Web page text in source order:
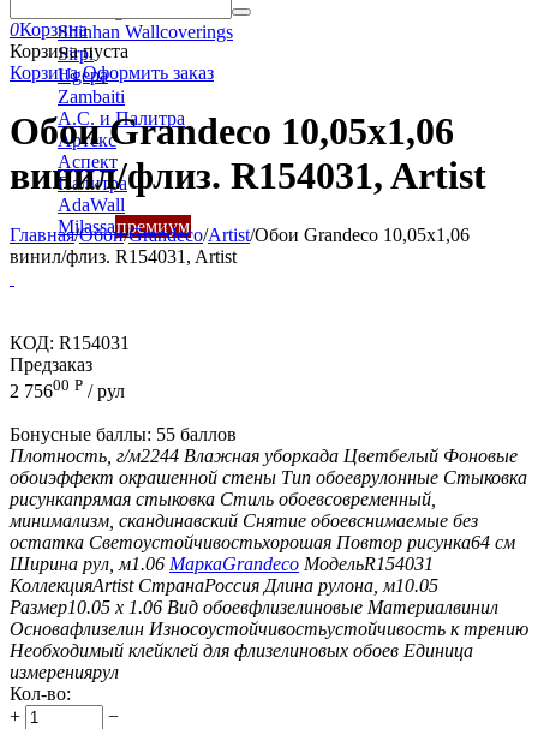
Shinhan Wallcoverings
Sirpi
Ugepa
Zambaiti
А.С. и Палитра
Артекс
Аспект
Палитра
AdaWall
Milassaпремиум
0Корзина
Корзина пуста
Корзина Оформить заказ
Обои Grandeco 10,05х1,06
винил/флиз. R154031, Artist
Главная/Обои/Grandeco/Artist/Обои Grandeco 10,05х1,06
винил/флиз. R154031, Artist
КОД: R154031
Предзаказ
2 75600 Р / рул
Бонусные баллы: 55 баллов
Плотность, г/м2244 Влажная уборкада Цветбелый Фоновые
обоиэффект окрашенной стены Тип обоеврулонные Стыковка
рисункапрямая стыковка Стиль обоевсовременный,
минимализм, скандинавский Снятие обоевснимаемые без
остатка Светоустойчивостьхорошая Повтор рисунка64 см
Ширина рул, м1.06 МаркаGrandeco МодельR154031
КоллекцияArtist СтранаРоссия Длина рулона, м10.05
Размер10.05 х 1.06 Вид обоевфлизелиновые Материалвинил
Основафлизелин Износоустойчивостьустойчивость к трению
Необходимый клейклей для флизелиновых обоев Единица
измерениярул
Кол-во:
+
−